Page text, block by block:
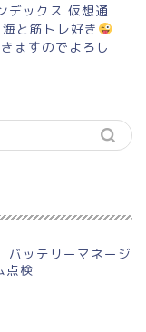
デックス 仮想通
と筋トレ好き
ますのでよろし
ッテリーマネージ
点検